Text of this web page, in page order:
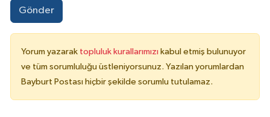
Gönder
Yorum yazarak topluluk kurallarımızı kabul etmiş bulunuyor
ve tüm sorumluluğu üstleniyorsunuz. Yazılan yorumlardan
Bayburt Postası hiçbir şekilde sorumlu tutulamaz.